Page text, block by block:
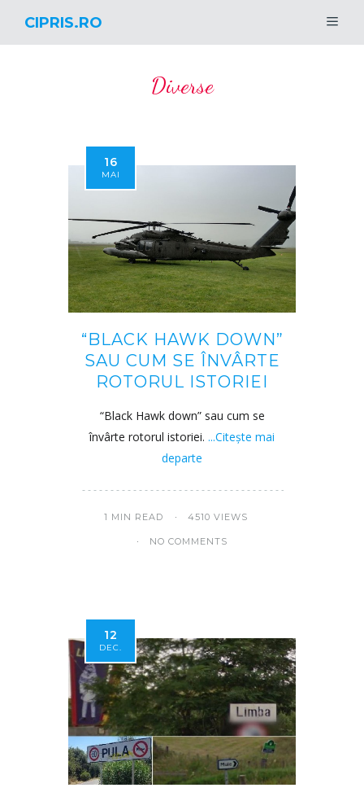
CIPRIS.RO
Diverse
16
MAI
“BLACK HAWK DOWN”
SAU CUM SE ÎNVÂRTE
ROTORUL ISTORIEI
“Black Hawk down” sau cum se
învârte rotorul istoriei. ...Citește mai
departe
1 MIN READ 4510 VIEWS
NO COMMENTS
12
DEC.